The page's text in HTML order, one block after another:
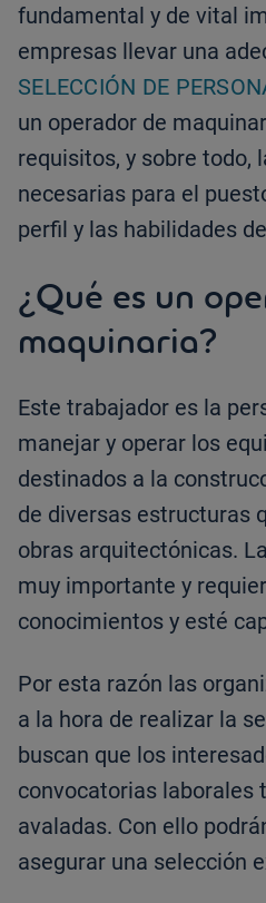
fundamental y de vital
empresas llevar una
SELECCIÓN DE
un operador de
requisitos, y sobre todo,
necesarias para el
perfil y las habilidades
¿Qué es un
maquinaria?
Este trabajador es la
manejar y operar los
destinados a la
de diversas estructuras
obras arquitectónicas.
muy importante y
conocimientos y esté
Por esta razón las
a la hora de realizar la
buscan que los
convocatorias laborales
avaladas. Con ello
asegurar una selección